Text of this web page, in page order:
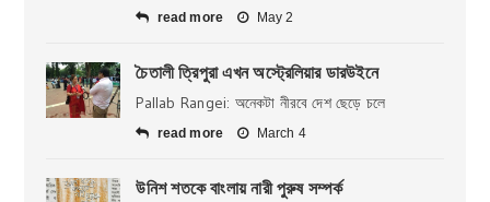
read more May 2
চৈতালী ত্রিপুরা এখন অস্ট্রেলিয়ার ডারউইনে
Pallab Rangei: অনেকটা নীরবে দেশ ছেড়ে চলে
read more March 4
উনিশ শতকে বাংলায় নারী পুরুষ সম্পর্ক